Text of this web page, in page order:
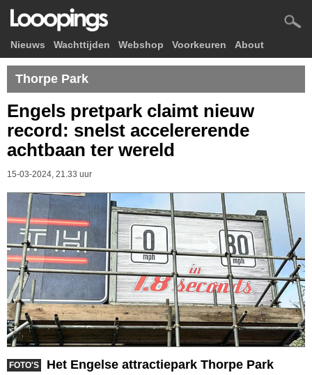
Nieuws Wachttijden Webshop Voorkeuren About
Thorpe Park
Engels pretpark claimt nieuw
record: snelst accelererende
achtbaan ter wereld
15-03-2024, 21.33 uur
FOTO'S
Het Engelse attractiepark Thorpe Park